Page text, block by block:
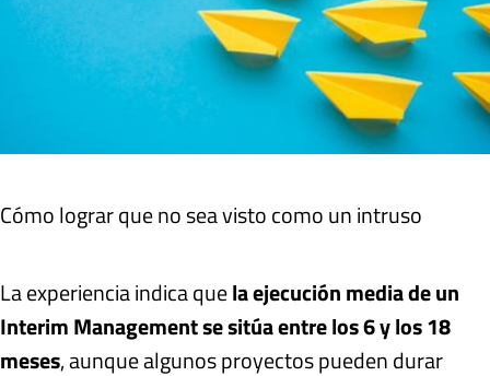
Cómo lograr que no sea visto como un intruso
La experiencia indica quela ejecución media de un
Interim Management se sitúa entre los 6 y los 18
meses, aunque algunos proyectos pueden durar